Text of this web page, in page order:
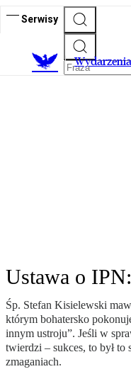
Serwisy
Wydarzenia
Ustawa o
Śp. Stefan Kisielewski
którym bohatersko
innym ustroju”. Jeśli w
twierdzi – sukces, to był to
zmaganiach.